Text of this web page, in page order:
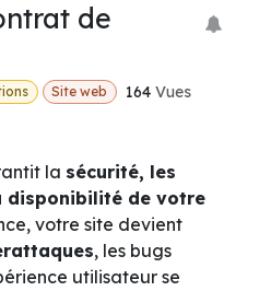
de
Site web 164 Vues
la sécurité, les
disponibilité de votre
votre site devient
, les bugs
utilisateur se